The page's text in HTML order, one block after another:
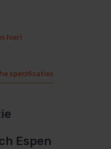
hier!
specificaties
Espen